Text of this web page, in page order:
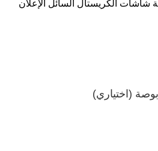
شاشات الكريستال السائل الإعلان